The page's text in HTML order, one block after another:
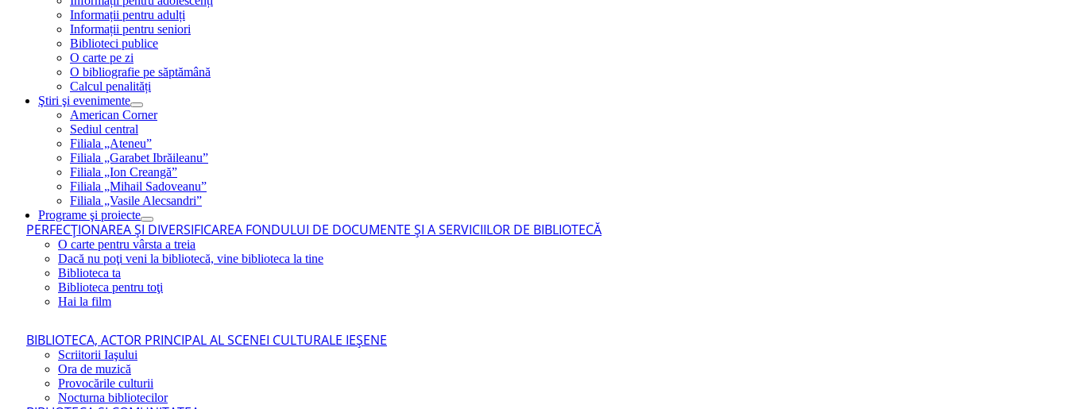
Informații pentru adulți
Informații pentru seniori
Biblioteci publice
O carte pe zi
O bibliografie pe săptămână
Calcul penalități
Ştiri şi evenimente
American Corner
Sediul central
Filiala „Ateneu”
Filiala „Garabet Ibrăileanu”
Filiala „Ion Creangă”
Filiala „Mihail Sadoveanu”
Filiala „Vasile Alecsandri”
Programe şi proiecte
PERFECŢIONAREA ŞI DIVERSIFICAREA FONDULUI DE DOCUMENTE ŞI A SERVICIILOR DE BIBLIOTECĂ
O carte pentru vârsta a treia
Dacă nu poţi veni la bibliotecă, vine biblioteca la tine
Biblioteca ta
Biblioteca pentru toţi
Hai la film
BIBLIOTECA, ACTOR PRINCIPAL AL SCENEI CULTURALE IEŞENE
Scriitorii Iaşului
Ora de muzică
Provocările culturii
Nocturna bibliotecilor